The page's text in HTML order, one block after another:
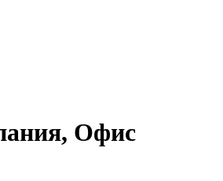
Офис